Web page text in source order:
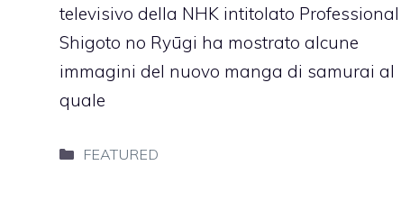
televisivo della NHK intitolato Professional
Shigoto no Ryūgi ha mostrato alcune
immagini del nuovo manga di samurai al
quale
Categorie
FEATURED